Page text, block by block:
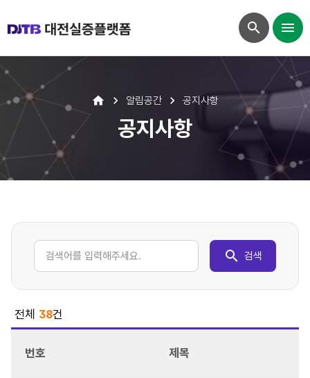
알림공간 공지사항
공지사항
검색
전체 38건
번호 제목